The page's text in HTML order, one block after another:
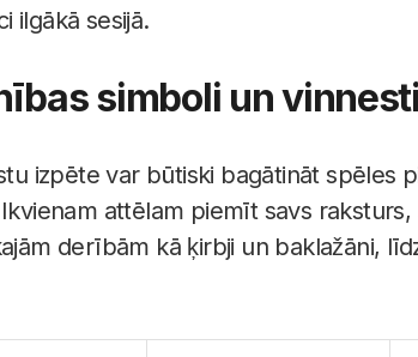
ilgākā sesijā.
simboli un vinnesti
izpēte var būtiski bagātināt spēles
attēlam piemīt savs
derībām kā ķirbji un baklažāni,